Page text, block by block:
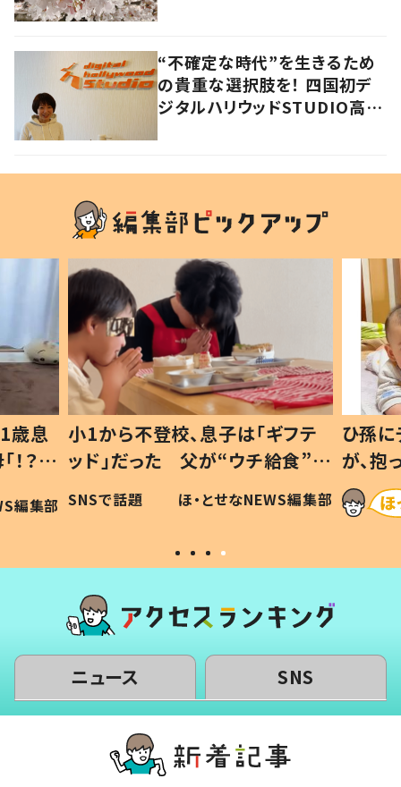
“不確定な時代”を生きるため
の貴重な選択肢を！ 四国初デ
ジタルハリウッドSTUDIO高松
歳息
？」
編集部
小1から不登校、息子は「ギフテ
ッド」だった 父が“ウチ給食”を
作り続ける理由とは #令和の親
#令和の子
SNSで話題 ほ・とせなNEWS編集部
ひ孫
が、
「涙が
い」
ニュース SNS